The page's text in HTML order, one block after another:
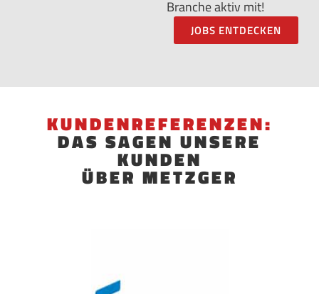
Branche aktiv mit!
JOBS ENTDECKEN
KUNDENREFERENZEN:
DAS SAGEN UNSERE
KUNDEN
ÜBER METZGER